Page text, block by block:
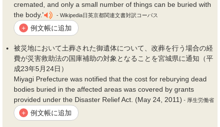
cremated, and only a small number of things can be buried with
the body.'
- Wikipedia日英京都関連文書対訳コーパス
+ 例文帳に追加
被災地において土葬された御遺体について、改葬を行う場合の経
費が災害救助法の国庫補助の対象となることを宮城県に通知（平
成23年5月24日）
Miyagi Prefecture was notified that the cost for reburying dead
bodies buried in the affected areas was covered by grants
provided under the Disaster Relief Act. (May 24, 2011) - 厚生労働省
+ 例文帳に追加